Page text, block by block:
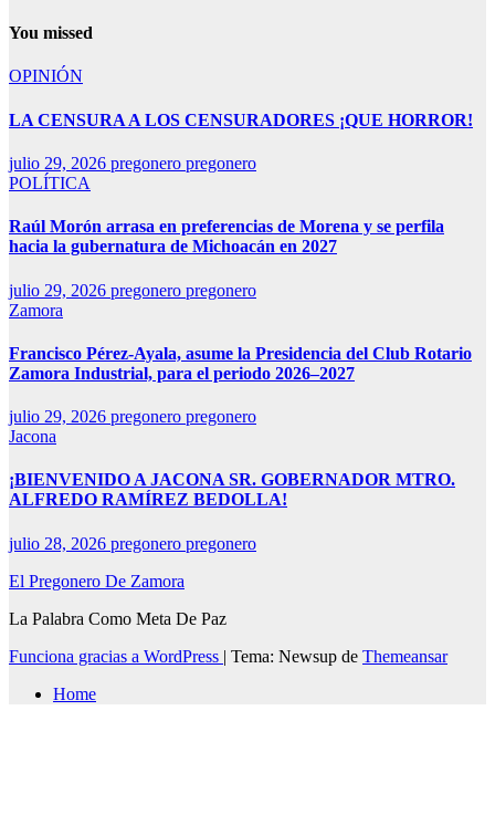
You missed
OPINIÓN
LA CENSURA A LOS CENSURADORES ¡QUE HORROR!
julio 29, 2026 pregonero pregonero
POLÍTICA
Raúl Morón arrasa en preferencias de Morena y se perfila
hacia la gubernatura de Michoacán en 2027
julio 29, 2026 pregonero pregonero
Zamora
Francisco Pérez-Ayala, asume la Presidencia del Club Rotario
Zamora Industrial, para el periodo 2026–2027
julio 29, 2026 pregonero pregonero
Jacona
¡BIENVENIDO A JACONA SR. GOBERNADOR MTRO.
ALFREDO RAMÍREZ BEDOLLA!
julio 28, 2026 pregonero pregonero
El Pregonero De Zamora
La Palabra Como Meta De Paz
Funciona gracias a WordPress | Tema: Newsup de Themeansar
Home